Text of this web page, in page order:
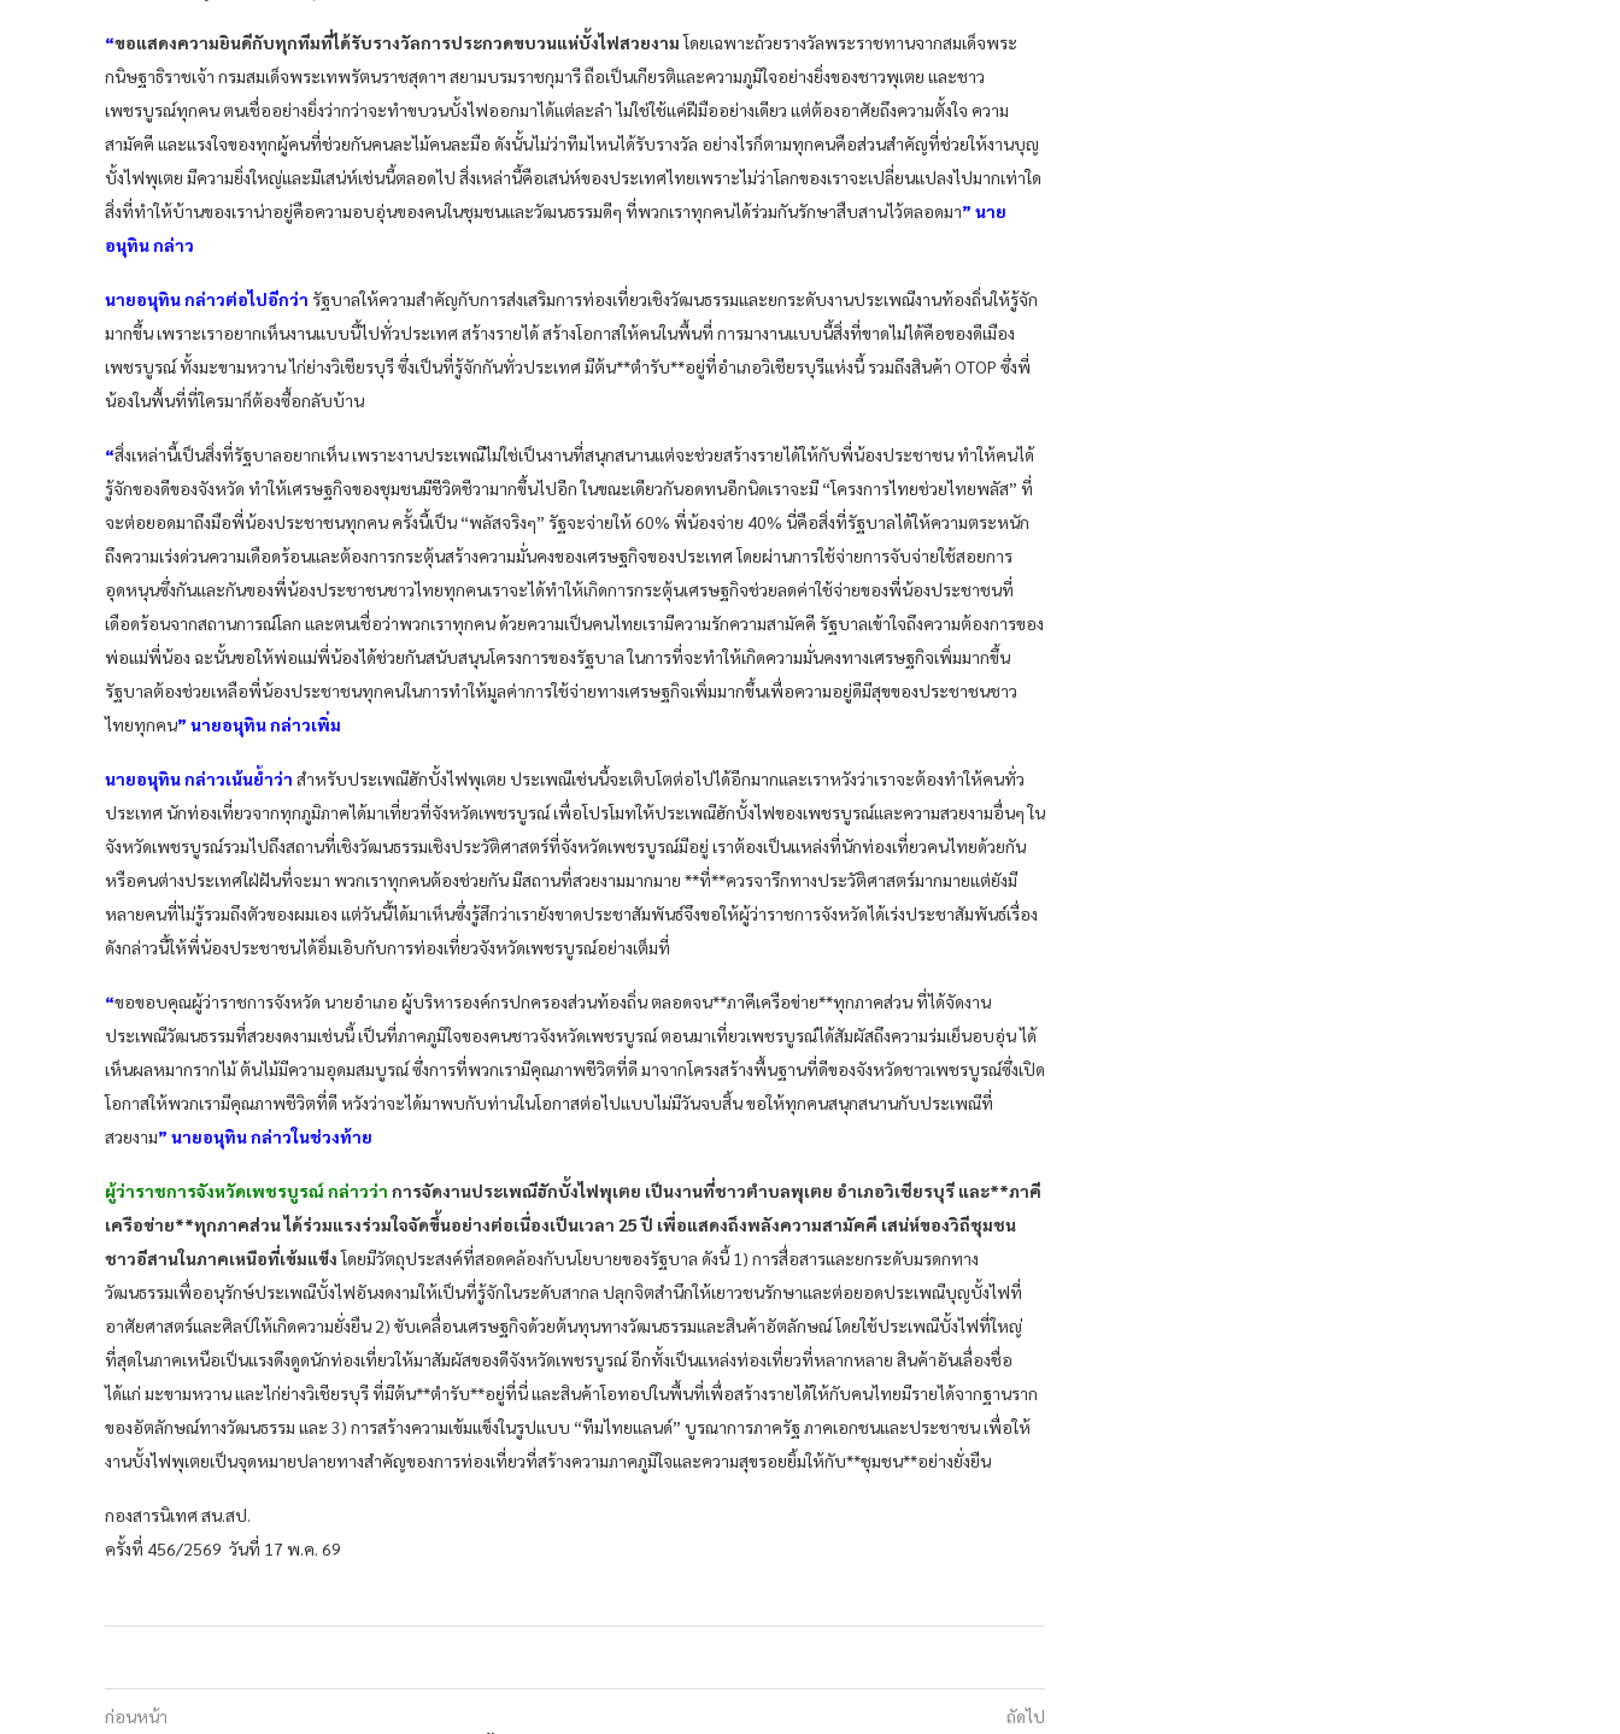
“ขอแสดงความยินดีกับทุกทีมที่ได้รับรางวัลการประกวดขบวนแห่บั้งไฟสวยงามโดยเฉพาะถ้วยรางวัลพระราชทานจากสมเด็จพระ
กนิษฐาธิราชเจ้า กรมสมเด็จพระเทพรัตนราชสุดาฯ สยามบรมราชกุมารี ถือเป็นเกียรติและความภูมิใจอย่างยิ่งของชาวพุเตย และชาว
เพชรบูรณ์ทุกคน ตนเชื่ออย่างยิ่งว่ากว่าจะทำขบวนบั้งไฟออกมาได้แต่ละลำ ไม่ใช่ใช้แค่ฝีมืออย่างเดียว แต่ต้องอาศัยถึงความตั้งใจ ความ
สามัคคี และแรงใจของทุกผู้คนที่ช่วยกันคนละไม้คนละมือ ดังนั้นไม่ว่าทีมไหนได้รับรางวัล อย่างไรก็ตามทุกคนคือส่วนสำคัญที่ช่วยให้งานบุญ
บั้งไฟพุเตย มีความยิ่งใหญ่และมีเสน่ห์เช่นนี้ตลอดไป สิ่งเหล่านี้คือเสน่ห์ของประเทศไทยเพราะไม่ว่าโลกของเราจะเปลี่ยนแปลงไปมากเท่าใด
สิ่งที่ทำให้บ้านของเราน่าอยู่คือความอบอุ่นของคนในชุมชนและวัฒนธรรมดีๆ ที่พวกเราทุกคนได้ร่วมกันรักษาสืบสานไว้ตลอดมา” นาย
อนุทิน กล่าว
นายอนุทิน กล่าวต่อไปอีกว่า รัฐบาลให้ความสำคัญกับการส่งเสริมการท่องเที่ยวเชิงวัฒนธรรมและยกระดับงานประเพณีงานท้องถิ่นให้รู้จัก
มากขึ้น เพราะเราอยากเห็นงานแบบนี้ไปทั่วประเทศ สร้างรายได้ สร้างโอกาสให้คนในพื้นที่ การมางานแบบนี้สิ่งที่ขาดไม่ได้คือของดีเมือง
เพชรบูรณ์ ทั้งมะขามหวาน ไก่ย่างวิเชียรบุรี ซึ่งเป็นที่รู้จักกันทั่วประเทศ มีต้น**ตำรับ**อยู่ที่อำเภอวิเชียรบุรีแห่งนี้ รวมถึงสินค้า OTOP ซึ่งพี่
น้องในพื้นที่ที่ใครมาก็ต้องซื้อกลับบ้าน
“สิ่งเหล่านี้เป็นสิ่งที่รัฐบาลอยากเห็น เพราะงานประเพณีไม่ใช่เป็นงานที่สนุกสนานแต่จะช่วยสร้างรายได้ให้กับพี่น้องประชาชน ทำให้คนได้
รู้จักของดีของจังหวัด ทำให้เศรษฐกิจของชุมชนมีชีวิตชีวามากขึ้นไปอีก ในขณะเดียวกันอดทนอีกนิดเราจะมี “โครงการไทยช่วยไทยพลัส” ที่
จะต่อยอดมาถึงมือพี่น้องประชาชนทุกคน ครั้งนี้เป็น “พลัสจริงๆ” รัฐจะจ่ายให้ 60% พี่น้องจ่าย 40% นี่คือสิ่งที่รัฐบาลได้ให้ความตระหนัก
ถึงความเร่งด่วนความเดือดร้อนและต้องการกระตุ้นสร้างความมั่นคงของเศรษฐกิจของประเทศ โดยผ่านการใช้จ่ายการจับจ่ายใช้สอยการ
อุดหนุนซึ่งกันและกันของพี่น้องประชาชนชาวไทยทุกคนเราจะได้ทำให้เกิดการกระตุ้นเศรษฐกิจช่วยลดค่าใช้จ่ายของพี่น้องประชาชนที่
เดือดร้อนจากสถานการณ์โลก และตนเชื่อว่าพวกเราทุกคน ด้วยความเป็นคนไทยเรามีความรักความสามัคคี รัฐบาลเข้าใจถึงความต้องการของ
พ่อแม่พี่น้อง ฉะนั้นขอให้พ่อแม่พี่น้องได้ช่วยกันสนับสนุนโครงการของรัฐบาล ในการที่จะทำให้เกิดความมั่นคงทางเศรษฐกิจเพิ่มมากขึ้น
รัฐบาลต้องช่วยเหลือพี่น้องประชาชนทุกคนในการทำให้มูลค่าการใช้จ่ายทางเศรษฐกิจเพิ่มมากขึ้นเพื่อความอยู่ดีมีสุขของประชาชนชาว
ไทยทุกคน” นายอนุทิน กล่าวเพิ่ม
นายอนุทิน กล่าวเน้นย้ำว่า สำหรับประเพณีฮักบั้งไฟพุเตย ประเพณีเช่นนี้จะเติบโตต่อไปได้อีกมากและเราหวังว่าเราจะต้องทำให้คนทั่ว
ประเทศ นักท่องเที่ยวจากทุกภูมิภาคได้มาเที่ยวที่จังหวัดเพชรบูรณ์ เพื่อโปรโมทให้ประเพณีฮักบั้งไฟของเพชรบูรณ์และความสวยงามอื่นๆ ใน
จังหวัดเพชรบูรณ์รวมไปถึงสถานที่เชิงวัฒนธรรมเชิงประวัติศาสตร์ที่จังหวัดเพชรบูรณ์มีอยู่ เราต้องเป็นแหล่งที่นักท่องเที่ยวคนไทยด้วยกัน
หรือคนต่างประเทศใฝ่ฝันที่จะมา พวกเราทุกคนต้องช่วยกัน มีสถานที่สวยงามมากมาย **ที่**ควรจารึกทางประวัติศาสตร์มากมายแต่ยังมี
หลายคนที่ไม่รู้รวมถึงตัวของผมเอง แต่วันนี้ได้มาเห็นซึ่งรู้สึกว่าเรายังขาดประชาสัมพันธ์จึงขอให้ผู้ว่าราชการจังหวัดได้เร่งประชาสัมพันธ์เรื่อง
ดังกล่าวนี้ให้พี่น้องประชาชนได้อิ่มเอิบกับการท่องเที่ยวจังหวัดเพชรบูรณ์อย่างเต็มที่
“ขอขอบคุณผู้ว่าราชการจังหวัด นายอำเภอ ผู้บริหารองค์กรปกครองส่วนท้องถิ่น ตลอดจน**ภาคีเครือข่าย**ทุกภาคส่วน ที่ได้จัดงาน
ประเพณีวัฒนธรรมที่สวยงดงามเช่นนี้ เป็นที่ภาคภูมิใจของคนชาวจังหวัดเพชรบูรณ์ ตอนมาเที่ยวเพชรบูรณ์ได้สัมผัสถึงความร่มเย็นอบอุ่น ได้
เห็นผลหมากรากไม้ ต้นไม้มีความอุดมสมบูรณ์ ซึ่งการที่พวกเรามีคุณภาพชีวิตที่ดี มาจากโครงสร้างพื้นฐานที่ดีของจังหวัดชาวเพชรบูรณ์ซึ่งเปิด
โอกาสให้พวกเรามีคุณภาพชีวิตที่ดี หวังว่าจะได้มาพบกับท่านในโอกาสต่อไปแบบไม่มีวันจบสิ้น ขอให้ทุกคนสนุกสนานกับประเพณีที่
สวยงาม” นายอนุทิน กล่าวในช่วงท้าย
ผู้ว่าราชการจังหวัดเพชรบูรณ์ กล่าวว่า การจัดงานประเพณีฮักบั้งไฟพุเตย เป็นงานที่ชาวตำบลพุเตย อำเภอวิเชียรบุรี และ**ภาคี
เครือข่าย**ทุกภาคส่วน ได้ร่วมแรงร่วมใจจัดขึ้นอย่างต่อเนื่องเป็นเวลา 25 ปี เพื่อแสดงถึงพลังความสามัคคี เสน่ห์ของวิถีชุมชน
ชาวอีสานในภาคเหนือที่เข้มแข็งโดยมีวัตถุประสงค์ที่สอดคล้องกับนโยบายของรัฐบาล ดังนี้ 1) การสื่อสารและยกระดับมรดกทาง
วัฒนธรรมเพื่ออนุรักษ์ประเพณีบั้งไฟอันงดงามให้เป็นที่รู้จักในระดับสากล ปลุกจิตสำนึกให้เยาวชนรักษาและต่อยอดประเพณีบุญบั้งไฟที่
อาศัยศาสตร์และศิลป์ให้เกิดความยั่งยืน 2) ขับเคลื่อนเศรษฐกิจด้วยต้นทุนทางวัฒนธรรมและสินค้าอัตลักษณ์ โดยใช้ประเพณีบั้งไฟที่ใหญ่
ที่สุดในภาคเหนือเป็นแรงดึงดูดนักท่องเที่ยวให้มาสัมผัสของดีจังหวัดเพชรบูรณ์ อีกทั้งเป็นแหล่งท่องเที่ยวที่หลากหลาย สินค้าอันเลื่องชื่อ
ได้แก่ มะขามหวาน และไก่ย่างวิเชียรบุรี ที่มีต้น**ตำรับ**อยู่ที่นี่ และสินค้าโอทอปในพื้นที่เพื่อสร้างรายได้ให้กับคนไทยมีรายได้จากฐานราก
ของอัตลักษณ์ทางวัฒนธรรม และ 3) การสร้างความเข้มแข็งในรูปแบบ “ทีมไทยแลนด์” บูรณาการภาครัฐ ภาคเอกชนและประชาชน เพื่อให้
งานบั้งไฟพุเตยเป็นจุดหมายปลายทางสำคัญของการท่องเที่ยวที่สร้างความภาคภูมิใจและความสุขรอยยิ้มให้กับ**ชุมชน**อย่างยั่งยืน
กองสารนิเทศ สน.สป.
ครั้งที่ 456/2569 วันที่ 17 พ.ค. 69
ก่อนหน้า
ถัดไป